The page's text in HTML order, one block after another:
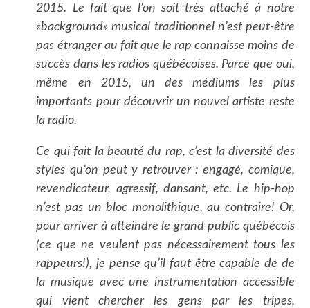
2015. Le fait que l’on soit très attaché à notre
«background» musical traditionnel n’est peut-être
pas étranger au fait que le rap connaisse moins de
succès dans les radios québécoises. Parce que oui,
même en 2015, un des médiums les plus
importants pour découvrir un nouvel artiste reste
la radio.
Ce qui fait la beauté du rap, c’est la diversité des
styles qu’on peut y retrouver : engagé, comique,
revendicateur, agressif, dansant, etc. Le hip-hop
n’est pas un bloc monolithique, au contraire! Or,
pour arriver à atteindre le grand public québécois
(ce que ne veulent pas nécessairement tous les
rappeurs!), je pense qu’il faut être capable de de
la musique avec une instrumentation accessible
qui vient chercher les gens par les tripes,